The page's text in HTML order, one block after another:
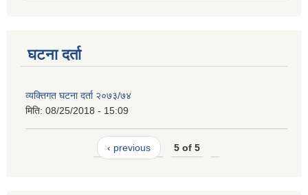
घटना दर्ता
व्यक्तिगत घटना दर्ता २०७३/७४
मिति: 08/25/2018 - 15:09
‹ previous 5 of 5